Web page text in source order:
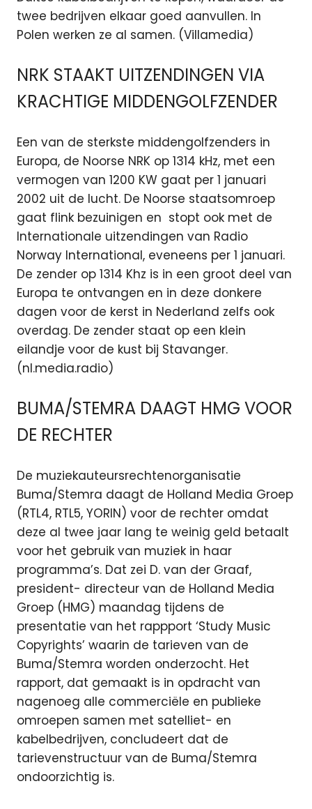
twee bedrijven elkaar goed aanvullen. In
Polen werken ze al samen. (Villamedia)
NRK STAAKT UITZENDINGEN VIA
KRACHTIGE MIDDENGOLFZENDER
Een van de sterkste middengolfzenders in
Europa, de Noorse NRK op 1314 kHz, met een
vermogen van 1200 KW gaat per 1 januari
2002 uit de lucht. De Noorse staatsomroep
gaat flink bezuinigen en stopt ook met de
Internationale uitzendingen van Radio
Norway International, eveneens per 1 januari.
De zender op 1314 Khz is in een groot deel van
Europa te ontvangen en in deze donkere
dagen voor de kerst in Nederland zelfs ook
overdag. De zender staat op een klein
eilandje voor de kust bij Stavanger.
(nl.media.radio)
BUMA/STEMRA DAAGT HMG VOOR
DE RECHTER
De muziekauteursrechtenorganisatie
Buma/Stemra daagt de Holland Media Groep
(RTL4, RTL5, YORIN) voor de rechter omdat
deze al twee jaar lang te weinig geld betaalt
voor het gebruik van muziek in haar
programma’s. Dat zei D. van der Graaf,
president- directeur van de Holland Media
Groep (HMG) maandag tijdens de
presentatie van het rappport ‘Study Music
Copyrights’ waarin de tarieven van de
Buma/Stemra worden onderzocht. Het
rapport, dat gemaakt is in opdracht van
nagenoeg alle commerciële en publieke
omroepen samen met satelliet- en
kabelbedrijven, concludeert dat de
tarievenstructuur van de Buma/Stemra
ondoorzichtig is.